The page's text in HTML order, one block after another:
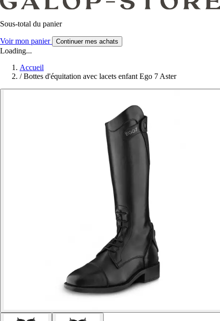
Sous-total du panier
Voir mon panier Continuer mes achats
Loading...
Accueil
/ Bottes d'équitation avec lacets enfant Ego 7 Aster